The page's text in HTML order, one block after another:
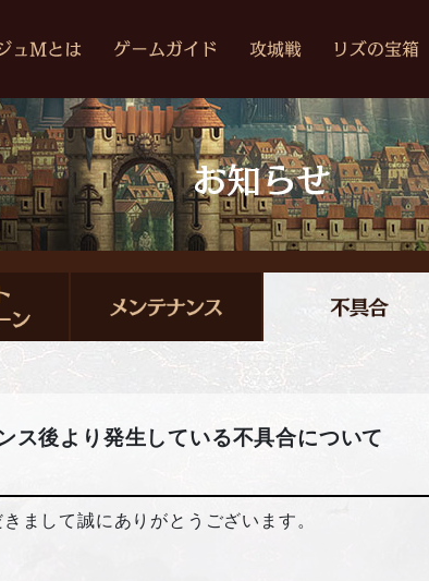
ス後より発生している不具合について
まして誠にありがとうございます。